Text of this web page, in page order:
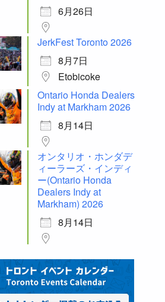
6月26日
JerkFest Toronto 2026
8月7日
Etobicoke
Ontario Honda Dealers
Indy at Markham 2026
8月14日
オンタリオ・ホンダデ
ィーラーズ・インディ
ー(Ontario Honda
Dealers Indy at
Markham) 2026
8月14日